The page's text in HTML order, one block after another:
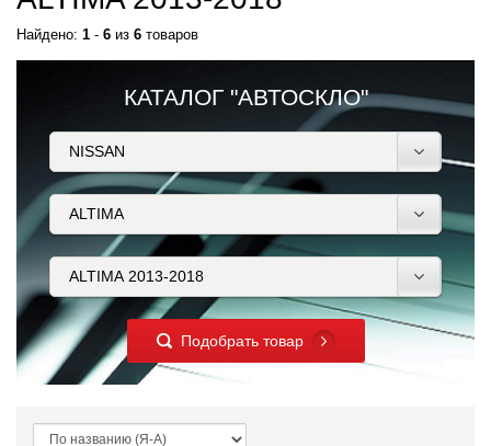
Найдено: 1 - 6 из 6 товаров
КАТАЛОГ "АВТОСКЛО"
Подобрать товар